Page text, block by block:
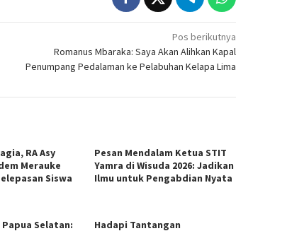
Pos berikutnya
Romanus Mbaraka: Saya Akan Alihkan Kapal
Penumpang Pedalaman ke Pelabuhan Kelapa Lima
RA Asy
Merauke
Siswa
Pesan Mendalam Ketua STIT
Yamra di Wisuda 2026: Jadikan
Ilmu untuk Pengabdian Nyata
Selatan:
Hadapi Tantangan